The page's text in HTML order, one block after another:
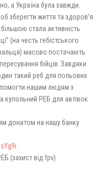
а Україна була завжди.
зберегти життя та здоров’я
стала активність
(на честь гебістського
масово постачають
бійців. Завдяки
такий реб для польових
нашим людям з
купольний РЕБ для автівок
донатом на нашу банку
(захист від fpv)